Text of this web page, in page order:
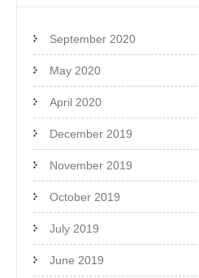
September 2020
May 2020
April 2020
December 2019
November 2019
October 2019
July 2019
June 2019